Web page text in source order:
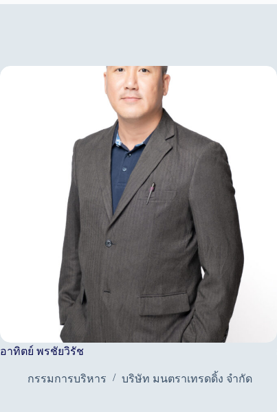
อาทิตย์ พรชัยวิรัช
กรรมการบริหาร บริษัท มนตราเทรดดิ้ง จำกัด